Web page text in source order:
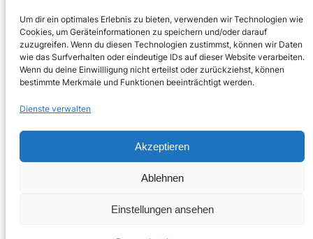
Um dir ein optimales Erlebnis zu bieten, verwenden wir Technologien wie
Cookies, um Geräteinformationen zu speichern und/oder darauf
zuzugreifen. Wenn du diesen Technologien zustimmst, können wir Daten
wie das Surfverhalten oder eindeutige IDs auf dieser Website verarbeiten.
Wenn du deine Einwillligung nicht erteilst oder zurückziehst, können
bestimmte Merkmale und Funktionen beeinträchtigt werden.
Dienste verwalten
Akzeptieren
Ablehnen
Einstellungen ansehen
SOZIALE NETZWERKE
Facebook
Instagram
© 2025 · Bürbacher Spielvereinigung 1909 e.V.